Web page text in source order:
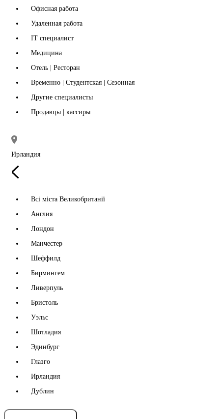
Офисная работа
Удаленная работа
IT специалист
Медицина
Отель | Ресторан
Временно | Студентская | Сезонная
Другие специалисты
Продавцы | кассиры
Ирландия
Всі міста Великобританії
Англия
Лондон
Манчестер
Шеффилд
Бирмингем
Ливерпуль
Бристоль
Уэльс
Шотладия
Эдинбург
Глазго
Ирландия
Дублин